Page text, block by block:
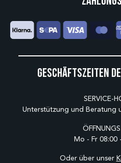
Geschäftszeiten
SERVICE-
Unterstützung und Beratung
Mo - Fr 08:00
Oder über unser